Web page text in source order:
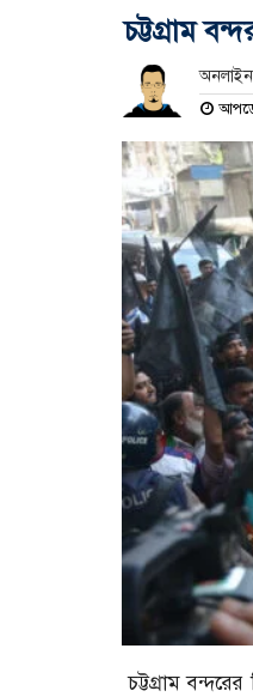
চট্টগ্রাম
অনলাইন
চট্টগ্রাম